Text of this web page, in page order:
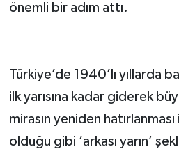
önemli bir adım attı.
Türkiye’de 1940’lı yıllarda
ilk yarısına kadar giderek
mirasın yeniden
olduğu gibi ‘arkası yarın’